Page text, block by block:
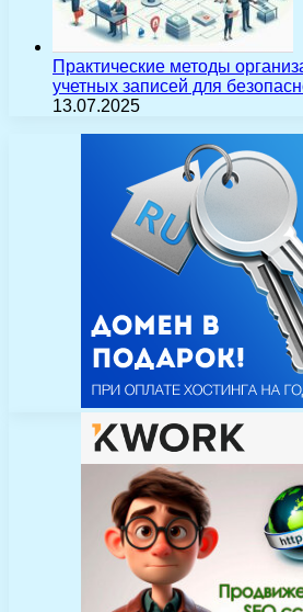
Практические методы
учетных записей для
13.07.2025